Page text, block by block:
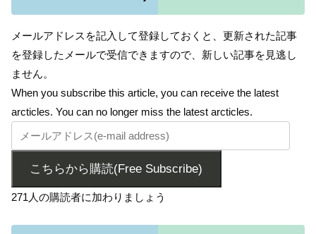
メールアドレスを記入して登録しておくと、更新された記事
を登録したメールで受信できますので、新しい記事を見逃し
ません。
When you subscribe this article, you can receive the latest
arcticles. You can no longer miss the latest arcticles.
こちらから購読(Free Subscribe)
271人の購読者に加わりましょう